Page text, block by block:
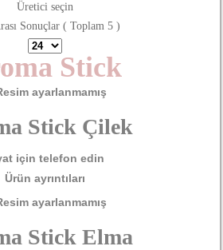
Üretici seçin
Sonuçlar ( Toplam 5 )
Stick
Stick Çilek
için telefon edin
Ürün ayrıntıları
Stick Elma